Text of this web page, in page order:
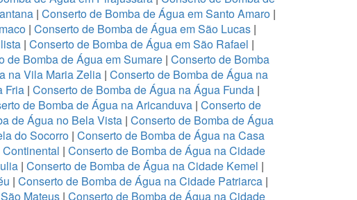
| Conserto de Bomba de Água em Santo Amaro|
| Conserto de Bomba de Água em São Lucas|
| Conserto de Bomba de Água em São Rafael |
de Bomba de Água em Sumare| Conserto de Bomba
na Vila Maria Zelia| Conserto de Bomba de Água na
Fria | Conserto de Bomba de Água na Água Funda |
de Bomba de Água na Aricanduva | Conserto de
de Água no Bela Vista| Conserto de Bomba de Água
do Socorro | Conserto de Bomba de Água na Casa
| Conserto de Bomba de Água na Cidade
| Conserto de Bomba de Água na Cidade Kemel |
| Conserto de Bomba de Água na Cidade Patriarca|
Mateus| Conserto de Bomba de Água na Cidade